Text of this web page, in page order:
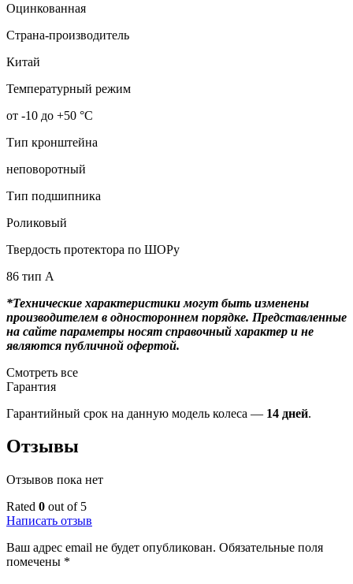
Оцинкованная
Страна-производитель
Китай
Температурный режим
от -10 до +50 °С
Тип кронштейна
неповоротный
Тип подшипника
Роликовый
Твердость протектора по ШОРу
86 тип А
*Технические характеристики могут быть изменены
производителем в одностороннем порядке. Представленные
на сайте параметры носят справочный характер и не
являются публичной офертой.
Смотреть все
Гарантия
Гарантийный срок на данную модель колеса — 14 дней.
Отзывы
Отзывов пока нет
Rated 0 out of 5
Написать отзыв
Ваш адрес email не будет опубликован. Обязательные поля
помечены *